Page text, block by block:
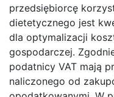
przedsiębiorcę
dietetycznego jest
dla optymalizacji
gospodarczej.
podatnicy VAT mają
naliczonego od